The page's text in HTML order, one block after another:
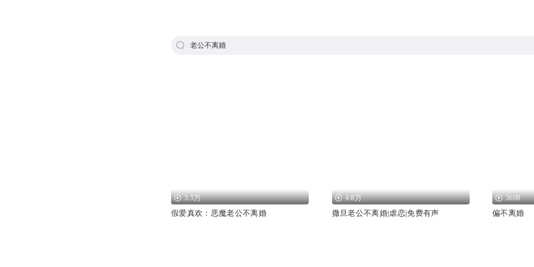
老公不离婚
3.5万
假爱真欢：恶魔老公不离婚
4.8万
撒旦老公不离婚|虐恋|免费有声
3608
偏不离婚